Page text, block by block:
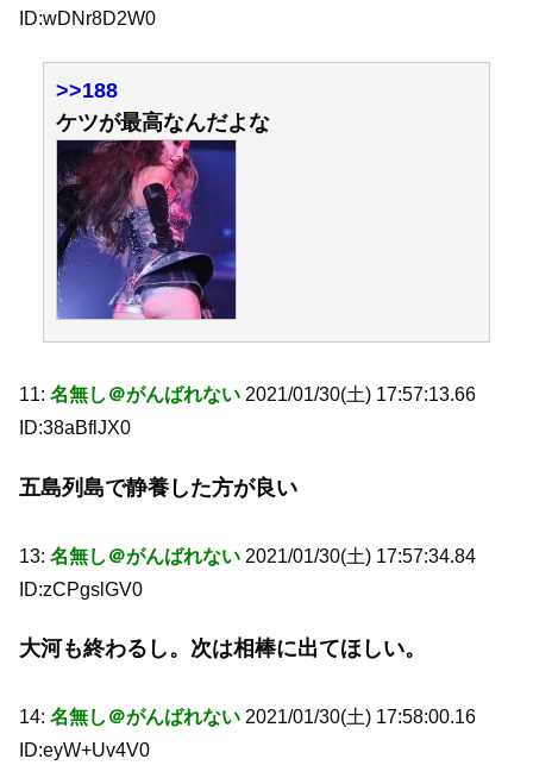
ID:wDNr8D2W0
>>188
ケツが最高なんだよな
11: 名無し＠がんばれない 2021/01/30(土) 17:57:13.66
ID:38aBflJX0
五島列島で静養した方が良い
13: 名無し＠がんばれない 2021/01/30(土) 17:57:34.84
ID:zCPgslGV0
大河も終わるし。次は相棒に出てほしい。
14: 名無し＠がんばれない 2021/01/30(土) 17:58:00.16
ID:eyW+Uv4V0